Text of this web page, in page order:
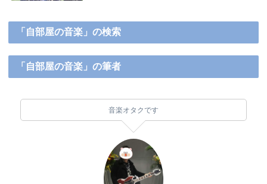
「自部屋の音楽」の検索
「自部屋の音楽」の筆者
音楽オタクです